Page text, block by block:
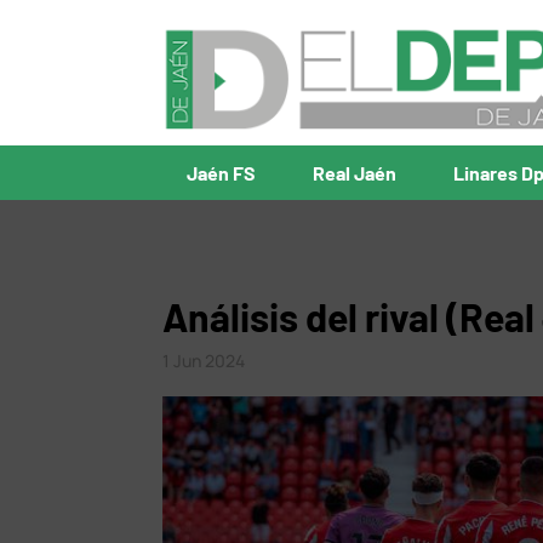
Jaén FS Real Jaén Linares
Análisis del rival